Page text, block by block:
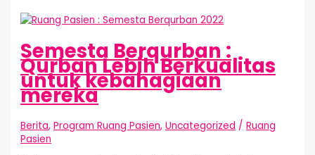
Semesta Berqurban :
Qurban Lebih Berkualitas
untuk kebahagiaan
mereka
Berita,Program Ruang Pasien,Uncategorized /Ruang
Pasien